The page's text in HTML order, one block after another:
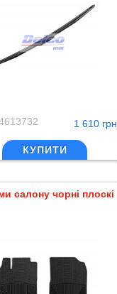
1 610 грн
КУПИТИ
салону чорні плоскі